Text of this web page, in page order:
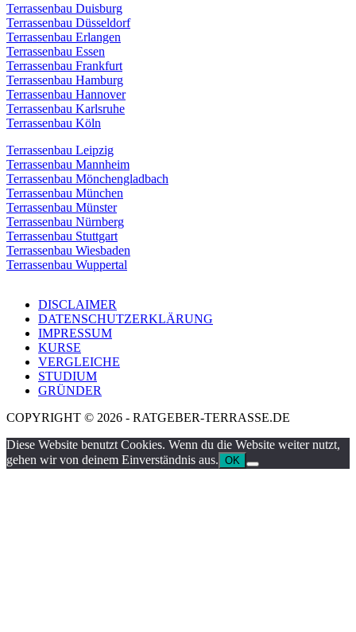
Terrassenbau Duisburg
Terrassenbau Düsseldorf
Terrassenbau Erlangen
Terrassenbau Essen
Terrassenbau Frankfurt
Terrassenbau Hamburg
Terrassenbau Hannover
Terrassenbau Karlsruhe
Terrassenbau Köln
Terrassenbau Leipzig
Terrassenbau Mannheim
Terrassenbau Mönchengladbach
Terrassenbau München
Terrassenbau Münster
Terrassenbau Nürnberg
Terrassenbau Stuttgart
Terrassenbau Wiesbaden
Terrassenbau Wuppertal
DISCLAIMER
DATENSCHUTZERKLÄRUNG
IMPRESSUM
KURSE
VERGLEICHE
STUDIUM
GRÜNDER
COPYRIGHT © 2026 - RATGEBER-TERRASSE.DE
Diese Website benutzt Cookies. Wenn du die Website weiter nutzt,
gehen wir von deinem Einverständnis aus. OK